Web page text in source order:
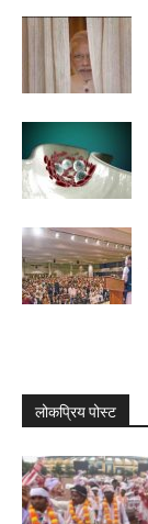
लोकप्रिय पोस्ट